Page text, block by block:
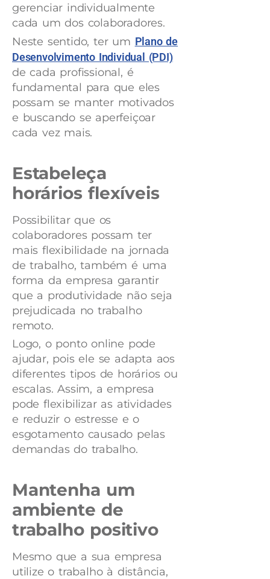
gerenciar individualmente
cada um dos colaboradores.
Neste sentido, ter um Plano de
Desenvolvimento Individual (PDI)
de cada profissional, é
fundamental para que eles
possam se manter motivados
e buscando se aperfeiçoar
cada vez mais.
Estabeleça
horários flexíveis
Possibilitar que os
colaboradores possam ter
mais flexibilidade na jornada
de trabalho, também é uma
forma da empresa garantir
que a produtividade não seja
prejudicada no trabalho
remoto.
Logo, o ponto online pode
ajudar, pois ele se adapta aos
diferentes tipos de horários ou
escalas. Assim, a empresa
pode flexibilizar as atividades
e reduzir o estresse e o
esgotamento causado pelas
demandas do trabalho.
Mantenha um
ambiente de
trabalho positivo
Mesmo que a sua empresa
utilize o trabalho à distância,